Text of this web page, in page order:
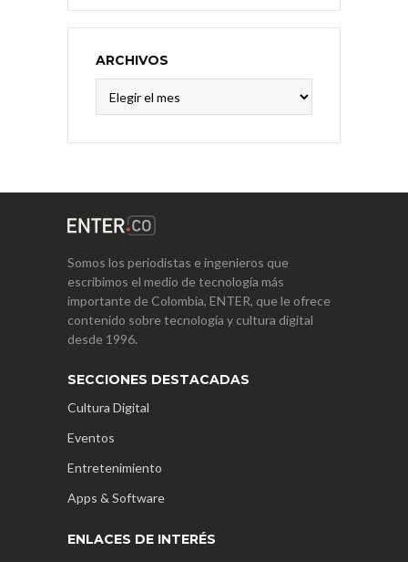
ARCHIVOS
Somos los periodistas e ingenieros que
escribimos el medio de tecnología más
importante de Colombia, ENTER, que le ofrece
contenido sobre tecnología y cultura digital
desde 1996.
SECCIONES DESTACADAS
Cultura Digital
Eventos
Entretenimiento
Apps & Software
ENLACES DE INTERÉS